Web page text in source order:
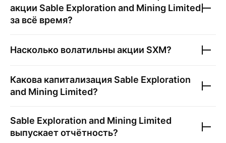
акции Sable Exploration and Mining Limited
за всё время?
Насколько волатильны акции SXM?
Какова капитализация Sable Exploration
and Mining Limited?
Sable Exploration and Mining Limited
выпускает отчётность?